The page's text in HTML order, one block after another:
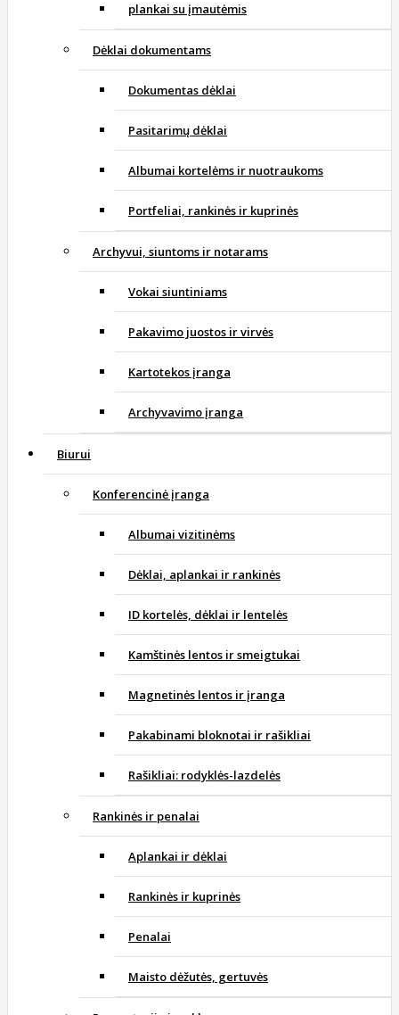
plankai su įmautėmis
Dėklai dokumentams
Dokumentas dėklai
Pasitarimų dėklai
Albumai kortelėms ir nuotraukoms
Portfeliai, rankinės ir kuprinės
Archyvui, siuntoms ir notarams
Vokai siuntiniams
Pakavimo juostos ir virvės
Kartotekos įranga
Archyvavimo įranga
Biurui
Konferencinė įranga
Albumai vizitinėms
Dėklai, aplankai ir rankinės
ID kortelės, dėklai ir lentelės
Kamštinės lentos ir smeigtukai
Magnetinės lentos ir įranga
Pakabinami bloknotai ir rašikliai
Rašikliai: rodyklės-lazdelės
Rankinės ir penalai
Aplankai ir dėklai
Rankinės ir kuprinės
Penalai
Maisto dėžutės, gertuvės